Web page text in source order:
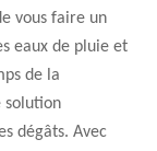
vous faire un
eaux de pluie et
de la
solution
dégâts. Avec